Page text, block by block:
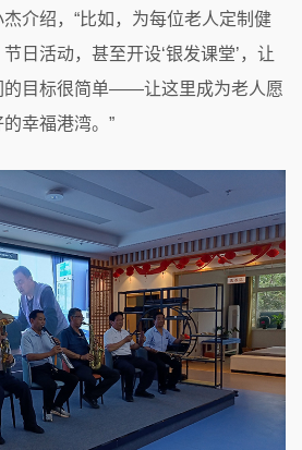
介绍，“比如，为每位老人定制健
日活动，甚至开设‘银发课堂’，让
的目标很简单——让这里成为老人愿
幸福港湾。”